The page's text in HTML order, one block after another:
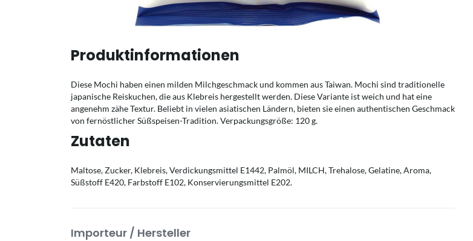
Produktinformationen
Diese Mochi haben einen milden Milchgeschmack und kommen aus Taiwan. Mochi sind traditionelle
japanische Reiskuchen, die aus Klebreis hergestellt werden. Diese Variante ist weich und hat eine
angenehm zähe Textur. Beliebt in vielen asiatischen Ländern, bieten sie einen authentischen Geschmack
von fernöstlicher Süßspeisen-Tradition. Verpackungsgröße: 120 g.
Zutaten
Maltose, Zucker, Klebreis, Verdickungsmittel E1442, Palmöl, MILCH, Trehalose, Gelatine, Aroma,
Süßstoff E420, Farbstoff E102, Konservierungsmittel E202.
Importeur / Hersteller